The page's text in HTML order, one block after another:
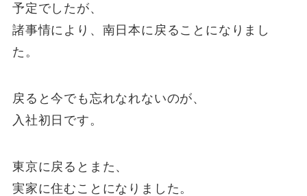
予定でしたが、
諸事情により、南日本に戻ることになりまし
た。
戻ると今でも忘れなれないのが、
入社初日です。
東京に戻るとまた、
実家に住むことになりました。